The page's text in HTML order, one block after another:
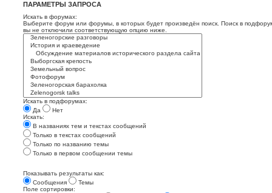
ПАРАМЕТРЫ ЗАПРОСА
Искать в форумах:
Выберите форум или форумы, в которых будет произведён поиск. Поиск в
вы не отключили соответствующую опцию ниже.
Искать в подфорумах:
Да
Нет
Искать:
В названиях тем и текстах сообщений
Только в текстах сообщений
Только по названию темы
Только в первом сообщении темы
Показывать результаты как:
Сообщения
Темы
Поле сортировки: